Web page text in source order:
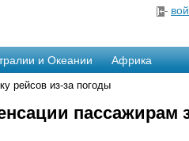
и Океании Африка
рейсов из-за погоды
пассажирам